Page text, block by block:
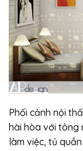
Phối cảnh nội
hài hòa với tông
làm việc, tủ